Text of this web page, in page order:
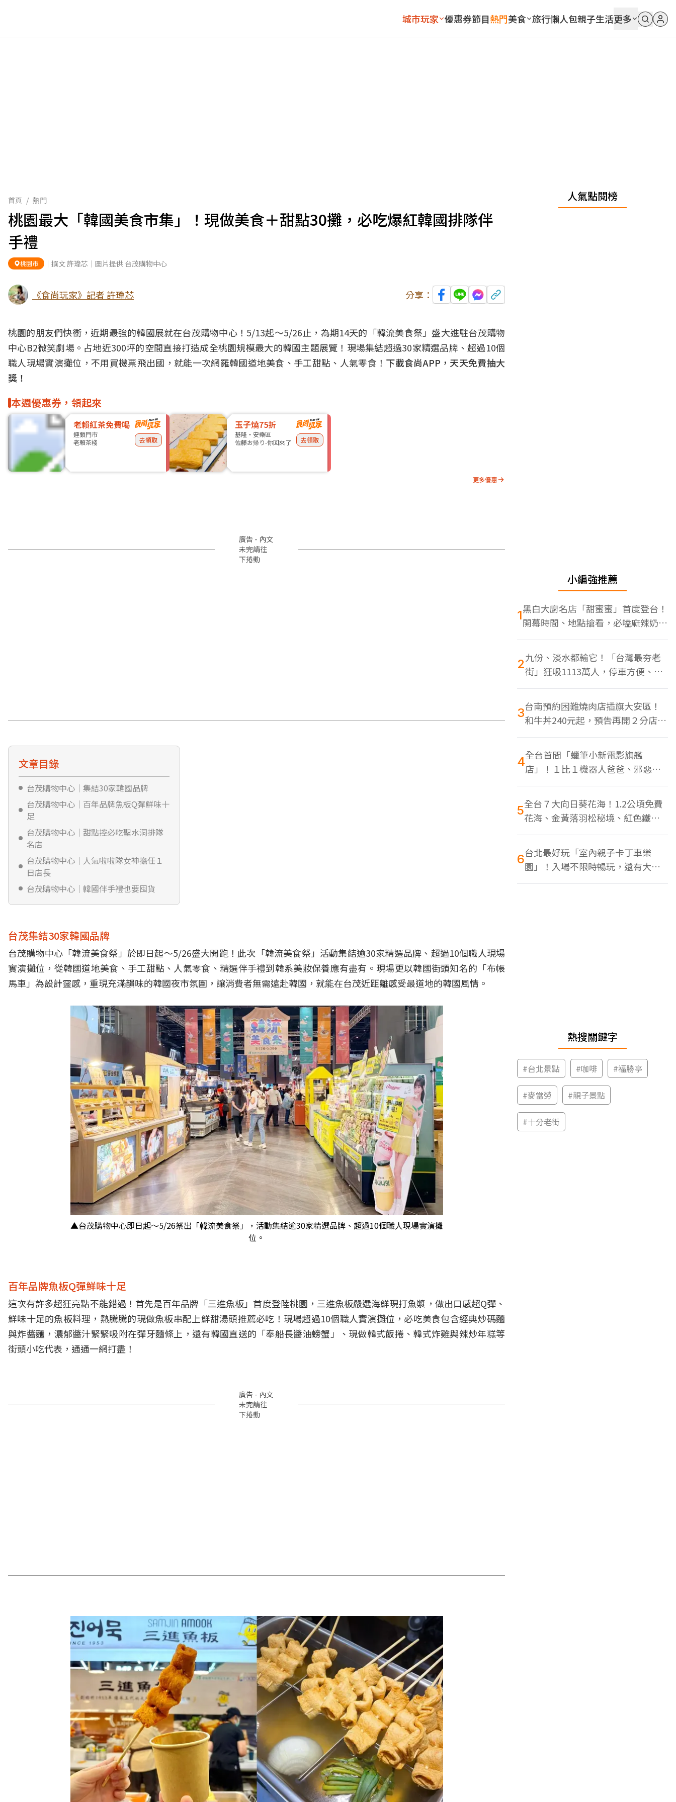
城市玩家 優惠券節目熱門美食 旅行懶人包親子生活更多
首頁 / 熱門
桃園最大「韓國美食市集」！現做美食＋甜點30攤，必吃爆紅韓國排隊伴
手禮
桃園市 ｜撰文 許瑋芯｜圖片提供 台茂購物中心
《食尚玩家》記者 許瑋芯 分享：
桃園的朋友們快衝，近期最強的韓國展就在台茂購物中心！5/13起～5/26止，為期14天的「韓流美食祭」盛大進駐台茂購物
中心B2微笑劇場。占地近300坪的空間直接打造成全桃園規模最大的韓國主題展覽！現場集結超過30家精選品牌、超過10個
職人現場實演攤位，不用買機票飛出國，就能一次網羅韓國道地美食、手工甜點、人氣零食！ 下載食尚APP，天天免費抽大
獎！
本週優惠券，領起來
老賴紅茶免費喝
連鎖門市
老賴茶棧
去領取
玉子燒75折
基隆・安樂區
佐藤お帰り-你回來了
去領取
更多優惠
廣告 - 內文
未完請往
下捲動
文章目錄
台茂購物中心｜集結30家韓國品牌
台茂購物中心｜百年品牌魚板Q彈鮮味十
足
台茂購物中心｜甜點控必吃聖水洞排隊
名店
台茂購物中心｜人氣啦啦隊女神擔任１
日店長
台茂購物中心｜韓國伴手禮也要囤貨
台茂集結30家韓國品牌
台茂購物中心「韓流美食祭」於即日起～5/26盛大開跑！此次「韓流美食祭」活動集結逾30家精選品牌、超過10個職人現場
實演攤位，從韓國道地美食、手工甜點、人氣零食、精選伴手禮到韓系美妝保養應有盡有。現場更以韓國街頭知名的「布帳
馬車」為設計靈感，重現充滿韻味的韓國夜市氛圍，讓消費者無需遠赴韓國，就能在台茂近距離感受最道地的韓國風情。
▲台茂購物中心即日起～5/26祭出「韓流美食祭」，活動集結逾30家精選品牌、超過10個職人現場實演攤
位。
百年品牌魚板Q彈鮮味十足
這次有許多超狂亮點不能錯過！首先是百年品牌「三進魚板」首度登陸桃園，三進魚板嚴選海鮮現打魚漿，做出口感超Q彈、
鮮味十足的魚板料理，熱騰騰的現做魚板串配上鮮甜湯頭推薦必吃！現場超過10個職人實演攤位，必吃美食包含經典炒碼麵
與炸醬麵，濃郁醬汁緊緊吸附在彈牙麵條上，還有韓國直送的「奉船長醬油螃蟹」、現做韓式飯捲、韓式炸雞與辣炒年糕等
街頭小吃代表，通通一網打盡！
廣告 - 內文
未完請往
下捲動
人氣點閱榜
小編強推薦
1黑白大廚名店「甜蜜蜜」首度登台！
開幕時間、地點搶看，必嗑麻辣奶油
蝦
2九份、淡水都輸它！「台灣最夯老
街」狂吸1113萬人，停車方便、特
色美食多
3台南預約困難燒肉店插旗大安區！
和牛丼240元起，預告再開２分店、
地點曝光
4全台首間「蠟筆小新電影旗艦
店」！１比１機器人爸爸、邪惡正
男，百款周邊買翻
5全台７大向日葵花海！1.2公頃免費
花海、金黃落羽松秘境、紅色鐵橋
同框
6台北最好玩「室內親子卡丁車樂
園」！入場不限時暢玩，還有大螢
幕Switch遊戲區
熱搜關鍵字
#台北景點 #咖啡 #福勝亭
#麥當勞 #親子景點
#十分老街